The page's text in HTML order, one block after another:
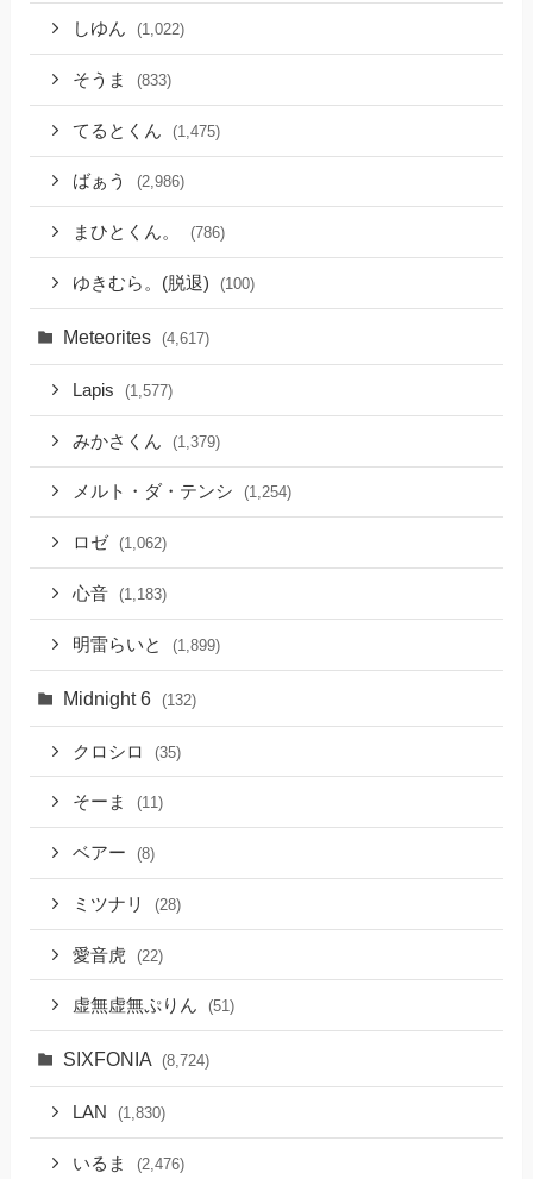
しゆん (1,022)
そうま (833)
てるとくん (1,475)
ばぁう (2,986)
まひとくん。 (786)
ゆきむら。(脱退) (100)
Meteorites (4,617)
Lapis (1,577)
みかさくん (1,379)
メルト・ダ・テンシ (1,254)
ロゼ (1,062)
心音 (1,183)
明雷らいと (1,899)
Midnight 6 (132)
クロシロ (35)
そーま (11)
ベアー (8)
ミツナリ (28)
愛音虎 (22)
虚無虚無ぷりん (51)
SIXFONIA (8,724)
LAN (1,830)
いるま (2,476)